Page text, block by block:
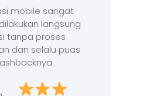
mobile sangat
langsung
tanpa proses
dan selalu puas